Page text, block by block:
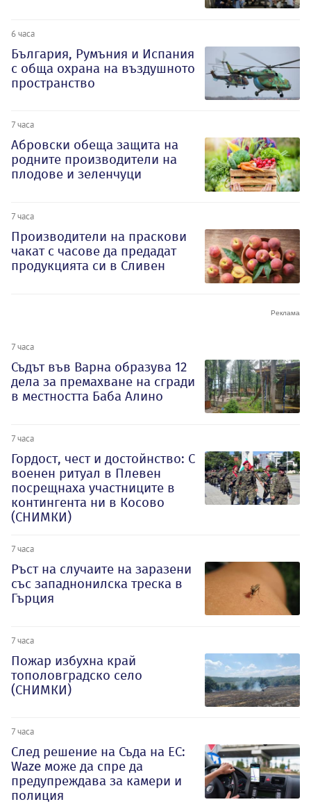
6 часа
България, Румъния и Испания
с обща охрана на въздушното
пространство
7 часа
Абровски обеща защита на
родните производители на
плодове и зеленчуци
7 часа
Производители на праскови
чакат с часове да предадат
продукцията си в Сливен
7 часа
Съдът във Варна образува 12
дела за премахване на сгради
в местността Баба Алино
7 часа
Гордост, чест и достойнство: С
военен ритуал в Плевен
посрещнаха участниците в
контингента ни в Косово
(СНИМКИ)
7 часа
Ръст на случаите на заразени
със западнонилска треска в
Гърция
7 часа
Пожар избухна край
тополовградско село
(СНИМКИ)
7 часа
След решение на Съда на ЕС:
Waze може да спре да
предупреждава за камери и
полиция